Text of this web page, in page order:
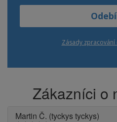
Zásady
Zákazníci o
Martin Č. (tyckys tyckys)